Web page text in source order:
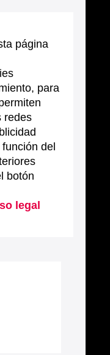
página
para
redes
del
botón
legal